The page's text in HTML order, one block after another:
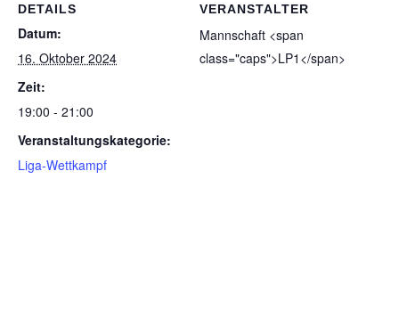
DETAILS
Datum:
16. Oktober 2024
Zeit:
19:00 - 21:00
Veranstaltungskategorie:
Liga-Wettkampf
VERANSTALTER
Mann­schaft <span
class="caps">LP1</span>